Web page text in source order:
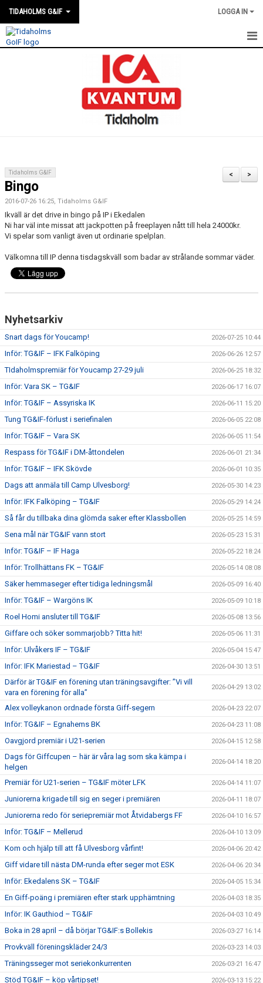
TIDAHOLMS G&IF LOGGA IN
FÖRENINGEN
SOUVENIRER
GAMLA GIFFS TORSDAGSTRÄFFAR
MATCHER
PLANSCHEMA
>
<
Tidaholms G&IF
Bingo
2016-07-26 16:25, Tidaholms G&IF
Ikväll är det drive in bingo på IP i Ekedalen
Ni har väl inte missat att jackpotten på freeplayen nått till hela 24000kr.
Vi spelar som vanligt även ut ordinarie spelplan.
Välkomna till IP denna tisdagskväll som badar av strålande sommar väder.
Nyhetsarkiv
Snart dags för Youcamp! 2026-07-25 10:44
Inför: TG&IF – IFK Falköping 2026-06-26 12:57
TIdaholmspremiär för Youcamp 27-29 juli 2026-06-25 18:32
Inför: Vara SK – TG&IF 2026-06-17 16:07
Inför: TG&IF – Assyriska IK 2026-06-11 15:20
Tung TG&IF-förlust i seriefinalen 2026-06-05 22:08
Inför: TG&IF – Vara SK 2026-06-05 11:54
Respass för TG&IF i DM-åttondelen 2026-06-01 21:34
Inför: TG&IF – IFK Skövde 2026-06-01 10:35
Dags att anmäla till Camp Ulvesborg! 2026-05-30 14:23
Inför: IFK Falköping – TG&IF 2026-05-29 14:24
Så får du tillbaka dina glömda saker efter Klassbollen 2026-05-25 14:59
Sena mål när TG&IF vann stort 2026-05-23 15:31
Inför: TG&IF – IF Haga 2026-05-22 18:24
Inför: Trollhättans FK – TG&IF 2026-05-14 08:08
Säker hemmaseger efter tidiga ledningsmål 2026-05-09 16:40
Inför: TG&IF – Wargöns IK 2026-05-09 10:18
Roel Homi ansluter till TG&IF 2026-05-08 13:56
Giffare och söker sommarjobb? Titta hit! 2026-05-06 11:31
Inför: Ulvåkers IF – TG&IF 2026-05-04 15:47
Inför: IFK Mariestad – TG&IF 2026-04-30 13:51
Därför är TG&IF en förening utan träningsavgifter: ”Vi vill
vara en förening för alla”
2026-04-29 13:02
Alex volleykanon ordnade första Giff-segern 2026-04-23 22:07
Inför: TG&IF – Egnahems BK 2026-04-23 11:08
Oavgjord premiär i U21-serien 2026-04-15 12:58
Dags för Giffcupen – här är våra lag som ska kämpa i
helgen
2026-04-14 18:20
Premiär för U21-serien – TG&IF möter LFK 2026-04-14 11:07
Juniorerna krigade till sig en seger i premiären 2026-04-11 18:07
Juniorerna redo för seriepremiär mot Åtvidabergs FF 2026-04-10 16:57
Inför: TG&IF – Mellerud 2026-04-10 13:09
Kom och hjälp till att få Ulvesborg vårfint! 2026-04-06 20:42
Giff vidare till nästa DM-runda efter seger mot ESK 2026-04-06 20:34
Inför: Ekedalens SK – TG&IF 2026-04-05 15:34
En Giff-poäng i premiären efter stark upphämtning 2026-04-03 18:35
Inför: IK Gauthiod – TG&IF 2026-04-03 10:49
Boka in 28 april – då börjar TG&IF:s Bollekis 2026-03-27 16:14
Provkväll föreningskläder 24/3 2026-03-23 14:03
Träningsseger mot seriekonkurrenten 2026-03-21 16:47
Stöd TG&IF – köp vårtipset! 2026-03-13 15:22